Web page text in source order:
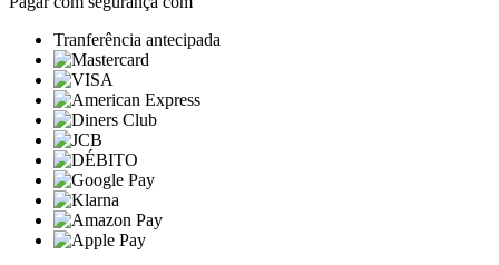
Tranferência antecipada